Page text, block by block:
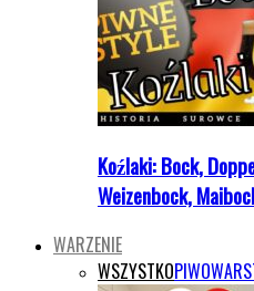
Koźlaki: Bock,
Weizenbock,
WARZENIE
WSZYSTKO